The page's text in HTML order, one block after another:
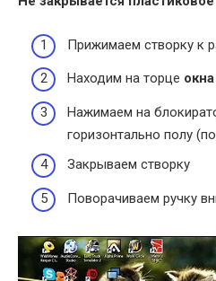
Прижимаем створку к
Находим на торце окна
Нажимаем на
горизонтально полу
Закрываем створку
Поворачиваем ручку